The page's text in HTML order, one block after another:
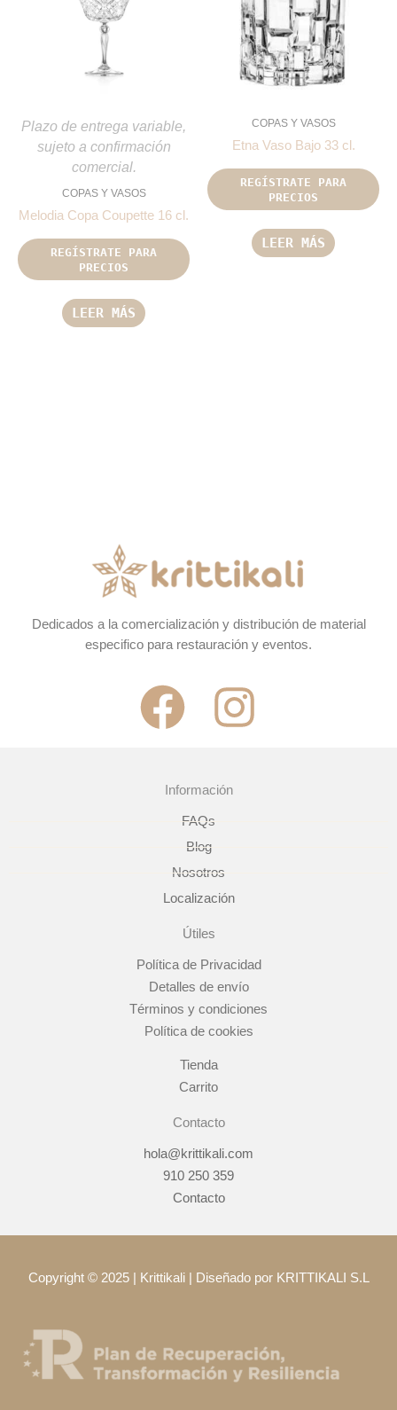
Plazo de entrega variable,
sujeto a confirmación
comercial.
COPAS Y VASOS
Melodia Copa Coupette 16 cl.
REGÍSTRATE PARA
PRECIOS
LEER MÁS
COPAS Y VASOS
Etna Vaso Bajo 33 cl.
REGÍSTRATE PARA
PRECIOS
LEER MÁS
Dedicados a la comercialización y distribución de material
especifico para restauración y eventos.
F
a
c
e
b
o
o
k
I
n
s
r
a
Información
FAQs
Blog
Nosotros
Localización
Útiles
Política de Privacidad
Detalles de envío
Términos y condiciones
Política de cookies
Tienda
Carrito
Contacto
hola@krittikali.com
910 250 359
Contacto
Copyright © 2025 | Krittikali | Diseñado por KRITTIKALI S.L